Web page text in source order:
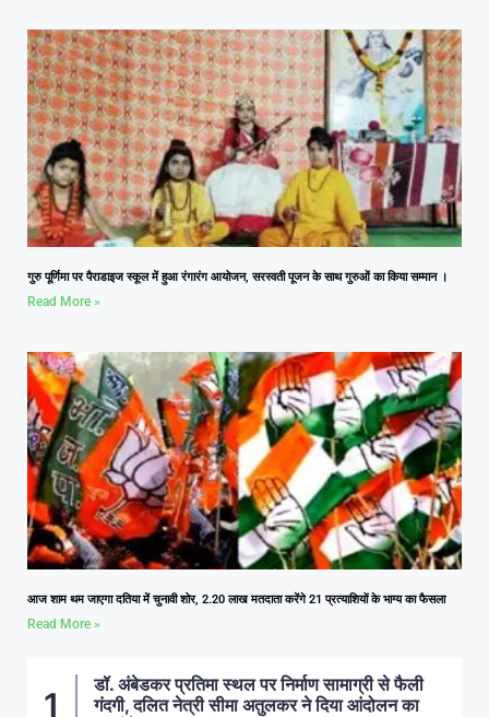
गुरु पूर्णिमा पर पैराडाइज स्कूल में हुआ रंगारंग आयोजन, सरस्वती पूजन के साथ गुरुओं का किया सम्मान ।
Read More »
आज शाम थम जाएगा दतिया में चुनावी शोर, 2.20 लाख मतदाता करेंगे 21 प्रत्याशियों के भाग्य का फैसला
Read More »
डॉ. अंबेडकर प्रतिमा स्थल पर निर्माण सामाग्री से फैली
गंदगी, दलित नेत्री सीमा अतुलकर ने दिया आंदोलन का